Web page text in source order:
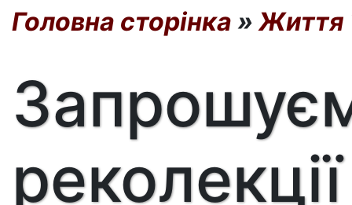
Головна сторінка »Життя